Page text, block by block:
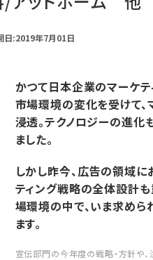
日:2019年7月01日
かつて日本企業のマーケテ
市場環境の変化を受けて、
浸透。テクノロジーの進化
ました。
しかし昨今、広告の領域に
ティング戦略の全体設計も
場環境の中で、いま求め
ます。
宣伝部門の今年度の戦略・方針や、